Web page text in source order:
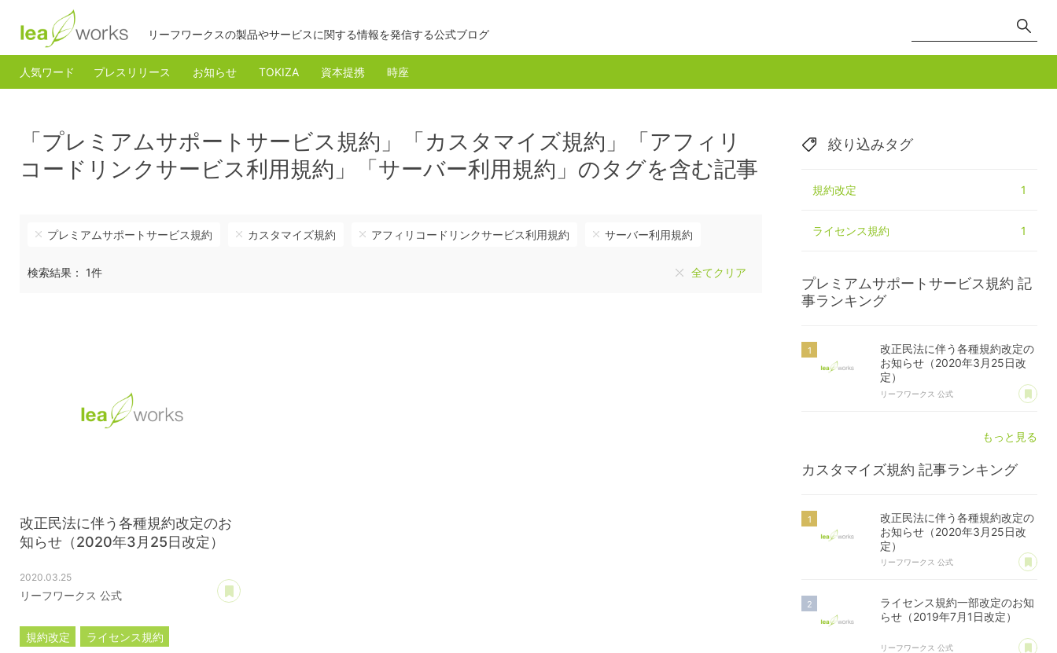
リーフワークスの製品やサービスに関する情報を発信する公式ブログ
人気ワード プレスリリース お知らせ TOKIZA 資本提携 時座
「プレミアムサポートサービス規約」「カスタマイズ規約」「アフィリ
コードリンクサービス利用規約」「サーバー利用規約」のタグを含む記事
プレミアムサポートサービス規約 カスタマイズ規約 アフィリコードリンクサービス利用規約 サーバー利用規約
検索結果： 1件 全てクリア
改正民法に伴う各種規約改定のお
知らせ（2020年3月25日改定）
2020.03.25
リーフワークス 公式
規約改定
ライセンス規約
絞り込みタグ
規約改定 1
ライセンス規約 1
プレミアムサポートサービス規約 記
事ランキング
改正民法に伴う各種規約改定の
お知らせ（2020年3月25日改
定）
リーフワークス 公式 あ
もっと見る
カスタマイズ規約 記事ランキング
改正民法に伴う各種規約改定の
お知らせ（2020年3月25日改
定）
リーフワークス 公式 あ
ライセンス規約一部改定のお知
らせ（2019年7月1日改定）
リーフワークス 公式 あ